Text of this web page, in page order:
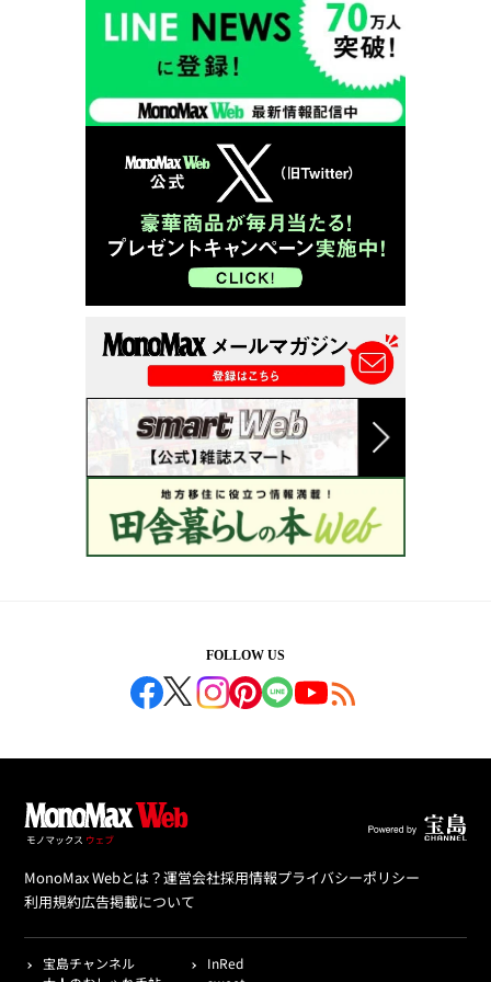
FOLLOW US
MonoMax Webとは？運営会社採用情報プライバシーポリシー
利用規約広告掲載について
宝島チャンネル
InRed